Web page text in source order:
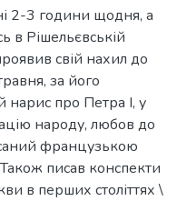
2-3 години щодня, а
в Рішельєвській
свій нахил до
за його
нарис про Петра І, у
народу, любов до
французькою
писав конспекти
в перших століттях \